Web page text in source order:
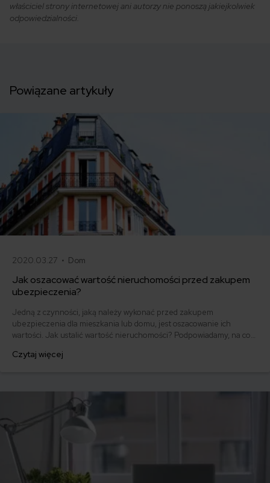
właściciel strony internetowej ani autorzy nie ponoszą jakiejkolwiek
odpowiedzialności.
Powiązane artykuły
2020.03.27 • Dom
Jak oszacować wartość nieruchomości przed zakupem
ubezpieczenia?
Jedną z czynności, jaką należy wykonać przed zakupem
ubezpieczenia dla mieszkania lub domu, jest oszacowanie ich
wartości. Jak ustalić wartość nieruchomości? Podpowiadamy, na co
ubezpieczenia. Parametr ten jest kluczowy przy wypłacie
Czytaj więcej